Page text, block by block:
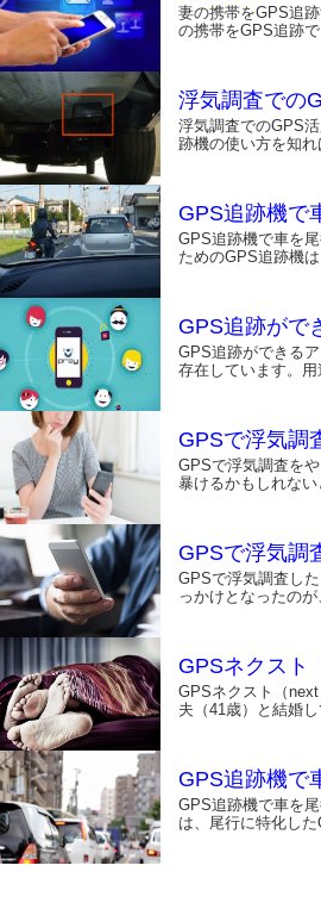
妻の携帯をGPS追
の携帯をGPS追跡
浮気調査での
浮気調査でのGPS
跡機の使い方を知
GPS追跡機で
GPS追跡機で車を
ためのGPS追跡機
GPS追跡がで
GPS追跡ができる
存在しています。
GPSで浮気調
GPSで浮気調査を
暴けるかもしれな
GPSで浮気調
GPSで浮気調査し
っかけとなったの
GPSネクスト
GPSネクスト（
夫（41歳）と結婚
GPS追跡機で
GPS追跡機で車を
は、尾行に特化し